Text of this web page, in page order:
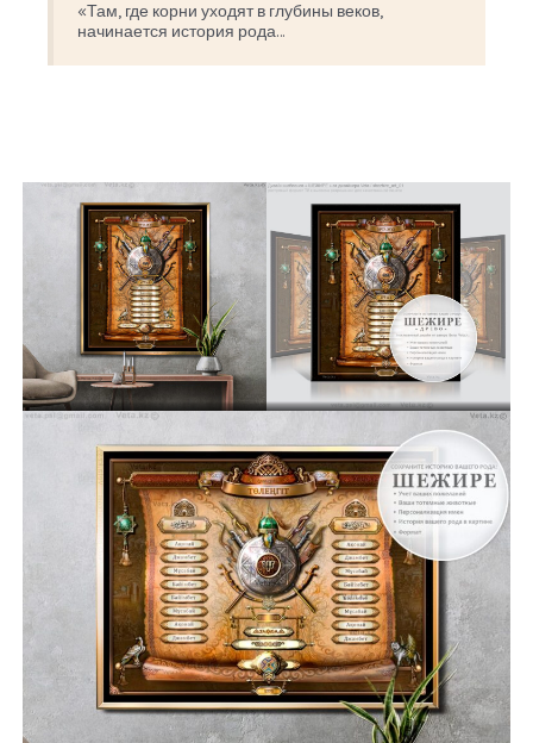
«Там, где корни уходят в глубины веков,
начинается история рода…